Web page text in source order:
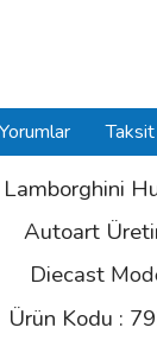
Yorumlar
Autoart
Diecast
Ürün Kodu :